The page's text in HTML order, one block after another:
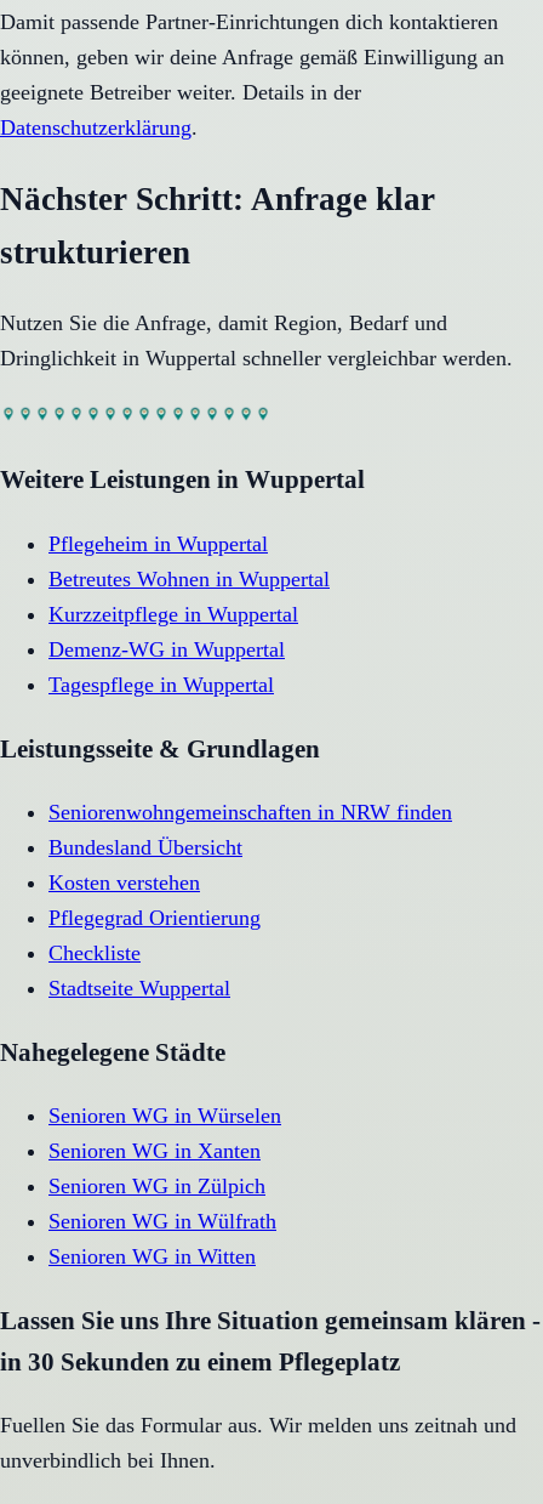
Damit passende Partner-Einrichtungen dich kontaktieren
können, geben wir deine Anfrage gemäß Einwilligung an
geeignete Betreiber weiter. Details in der
Datenschutzerklärung.
Nächster Schritt: Anfrage klar
strukturieren
Nutzen Sie die Anfrage, damit Region, Bedarf und
Dringlichkeit in Wuppertal schneller vergleichbar werden.
Weitere Leistungen in Wuppertal
Pflegeheim in Wuppertal
Betreutes Wohnen in Wuppertal
Kurzzeitpflege in Wuppertal
Demenz-WG in Wuppertal
Tagespflege in Wuppertal
Leistungsseite & Grundlagen
Seniorenwohngemeinschaften in NRW finden
Bundesland Übersicht
Kosten verstehen
Pflegegrad Orientierung
Checkliste
Stadtseite Wuppertal
Nahegelegene Städte
Senioren WG in Würselen
Senioren WG in Xanten
Senioren WG in Zülpich
Senioren WG in Wülfrath
Senioren WG in Witten
Lassen Sie uns Ihre Situation gemeinsam klären -
in 30 Sekunden zu einem Pflegeplatz
Fuellen Sie das Formular aus. Wir melden uns zeitnah und
unverbindlich bei Ihnen.